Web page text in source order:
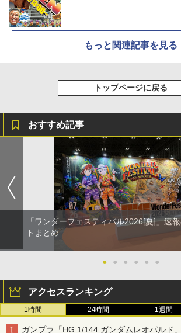
もっと関連記事を見る
トップページに戻る
おすすめ記事
「ワンダーフェスティバル2026[夏]」速
トまとめ
● ● ● ● ● ●
アクセスランキング
1時間 24時間 1週間
ガンプラ「HG 1/144 ガンダムレオパルド